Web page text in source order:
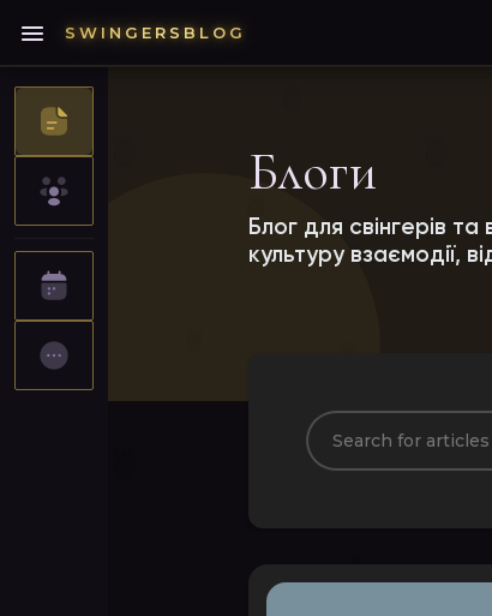
SWINGERSBLOG
ВИЯВИТИ БЛОГИ
ЗАГАЛЬНА
Блоги
Блог для свінгерів
культуру взаємодії,